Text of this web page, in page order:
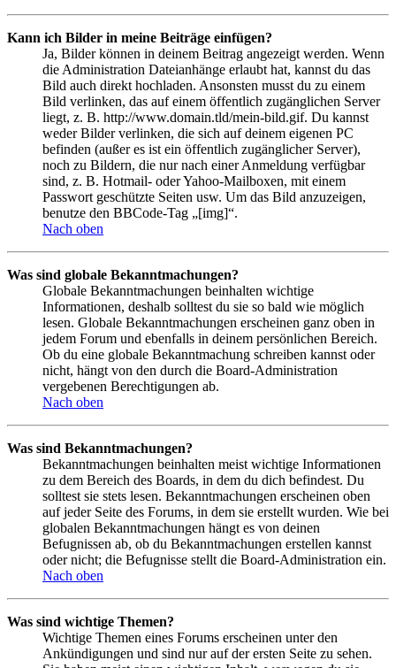
Kann ich Bilder in meine Beiträge einfügen?
Ja, Bilder können in deinem Beitrag angezeigt werden. Wenn
die Administration Dateianhänge erlaubt hat, kannst du das
Bild auch direkt hochladen. Ansonsten musst du zu einem
Bild verlinken, das auf einem öffentlich zugänglichen Server
liegt, z. B. http://www.domain.tld/mein-bild.gif. Du kannst
weder Bilder verlinken, die sich auf deinem eigenen PC
befinden (außer es ist ein öffentlich zugänglicher Server),
noch zu Bildern, die nur nach einer Anmeldung verfügbar
sind, z. B. Hotmail- oder Yahoo-Mailboxen, mit einem
Passwort geschützte Seiten usw. Um das Bild anzuzeigen,
benutze den BBCode-Tag „[img]“.
Nach oben
Was sind globale Bekanntmachungen?
Globale Bekanntmachungen beinhalten wichtige
Informationen, deshalb solltest du sie so bald wie möglich
lesen. Globale Bekanntmachungen erscheinen ganz oben in
jedem Forum und ebenfalls in deinem persönlichen Bereich.
Ob du eine globale Bekanntmachung schreiben kannst oder
nicht, hängt von den durch die Board-Administration
vergebenen Berechtigungen ab.
Nach oben
Was sind Bekanntmachungen?
Bekanntmachungen beinhalten meist wichtige Informationen
zu dem Bereich des Boards, in dem du dich befindest. Du
solltest sie stets lesen. Bekanntmachungen erscheinen oben
auf jeder Seite des Forums, in dem sie erstellt wurden. Wie bei
globalen Bekanntmachungen hängt es von deinen
Befugnissen ab, ob du Bekanntmachungen erstellen kannst
oder nicht; die Befugnisse stellt die Board-Administration ein.
Nach oben
Was sind wichtige Themen?
Wichtige Themen eines Forums erscheinen unter den
Ankündigungen und sind nur auf der ersten Seite zu sehen.